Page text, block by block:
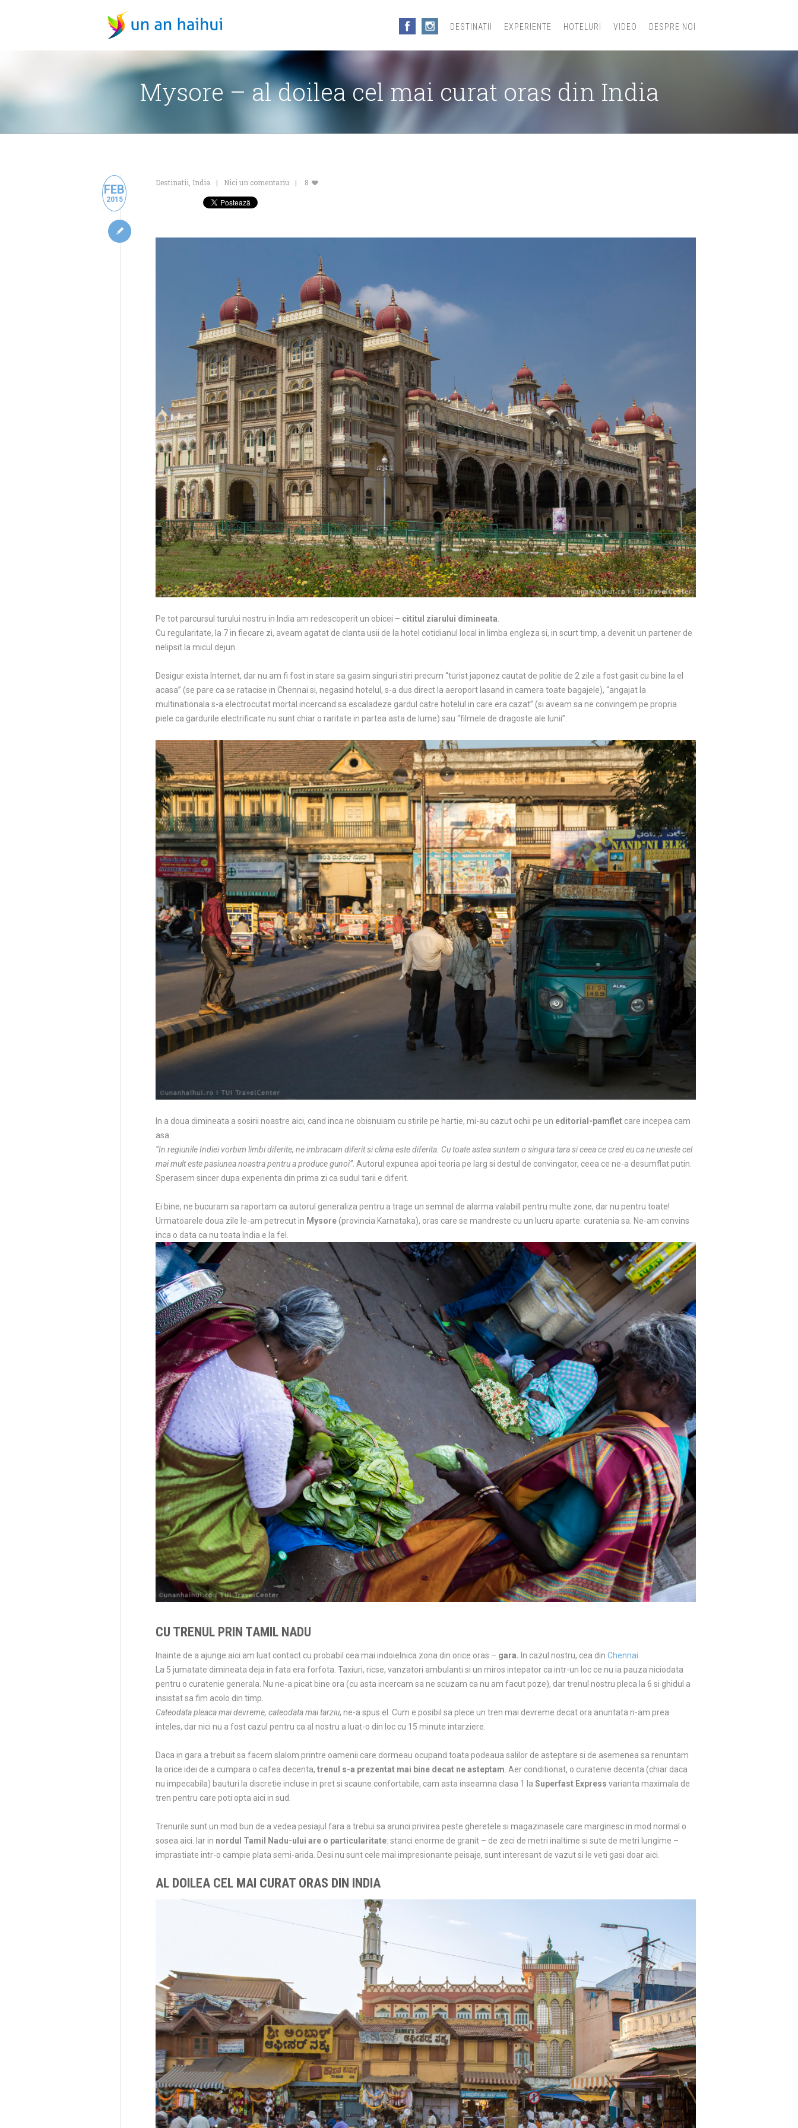
DESTINATII EXPERIENTE HOTELURI VIDEO DESPRE NOI
Mysore – al doilea cel mai curat oras din India
FEB
2015
Destinatii India Nici un comentariu 8
Pe tot parcursul turului nostru in India am redescoperit un obicei – cititul ziarului dimineata
Cu regularitate, la 7 in fiecare zi, aveam agatat de clanta usii de la hotel cotidianul local in limba engleza si, in scurt timp, a devenit un partener de
nelipsit la micul dejun.
Desigur exista Internet, dar nu am fi fost in stare sa gasim singuri stiri precum “turist japonez cautat de politie de 2 zile a fost gasit cu bine la el
acasa” (se pare ca se ratacise in Chennai si, negasind hotelul, s-a dus direct la aeroport lasand in camera toate bagajele), “angajat la
multinationala s-a electrocutat mortal incercand sa escaladeze gardul catre hotelul in care era cazat” (si aveam sa ne convingem pe propria
piele ca gardurile electrificate nu sunt chiar o raritate in partea asta de lume) sau “filmele de dragoste ale lunii”.
In a doua dimineata a sosirii noastre aici, cand inca ne obisnuiam cu stirile pe hartie, mi-au cazut ochii pe un editorial-pamflet care incepea cam
asa:
“In regiunile Indiei vorbim limbi diferite, ne imbracam diferit si clima este diferita. Cu toate astea suntem o singura tara si ceea ce cred eu ca ne uneste cel
mai mult este pasiunea noastra pentru a produce gunoi”. Autorul expunea apoi teoria pe larg si destul de convingator, ceea ce ne-a desumflat putin.
Sperasem sincer dupa experienta din prima zi ca sudul tarii e diferit.
Ei bine, ne bucuram sa raportam ca autorul generaliza pentru a trage un semnal de alarma valabill pentru multe zone, dar nu pentru toate!
Urmatoarele doua zile le-am petrecut in Mysore(provincia Karnataka), oras care se mandreste cu un lucru aparte: curatenia sa. Ne-am convins
inca o data ca nu toata India e la fel.
CU TRENUL PRIN TAMIL NADU
Inainte de a ajunge aici am luat contact cu probabil cea mai indoielnica zona din orice oras – gara. In cazul nostru, cea din Chennai
La 5 jumatate dimineata deja in fata era forfota. Taxiuri, ricse, vanzatori ambulanti si un miros intepator ca intr-un loc ce nu ia pauza niciodata
pentru o curatenie generala. Nu ne-a picat bine ora (cu asta incercam sa ne scuzam ca nu am facut poze), dar trenul nostru pleca la 6 si ghidul a
insistat sa fim acolo din timp.
Cateodata pleaca mai devreme, cateodata mai tarziu, ne-a spus el. Cum e posibil sa plece un tren mai devreme decat ora anuntata n-am prea
inteles, dar nici nu a fost cazul pentru ca al nostru a luat-o din loc cu 15 minute intarziere.
Daca in gara a trebuit sa facem slalom printre oamenii care dormeau ocupand toata podeaua salilor de asteptare si de asemenea sa renuntam
la orice idei de a cumpara o cafea decenta, trenul s-a prezentat mai bine decat ne asteptam . Aer conditionat, o curatenie decenta (chiar daca
nu impecabila) bauturi la discretie incluse in pret si scaune confortabile, cam asta inseamna clasa 1 la Superfast Express varianta maximala de
tren pentru care poti opta aici in sud.
Trenurile sunt un mod bun de a vedea pesiajul fara a trebui sa arunci privirea peste gheretele si magazinasele care marginesc in mod normal o
sosea aici. Iar in nordul Tamil Nadu-ului are o particularitate: stanci enorme de granit – de zeci de metri inaltime si sute de metri lungime –
imprastiate intr-o campie plata semi-arida. Desi nu sunt cele mai impresionante peisaje, sunt interesant de vazut si le veti gasi doar aici.
AL DOILEA CEL MAI CURAT ORAS DIN INDIA